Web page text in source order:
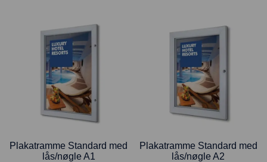
Plakatramme Standard med
lås/nøgle A1
Plakatramme Standard med
lås/nøgle A2